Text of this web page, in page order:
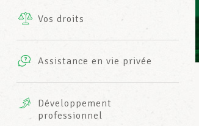
INFO-CENTER
Vos droits
Assistance en vie privée
complémentaires
AXA
Développement
professionnel